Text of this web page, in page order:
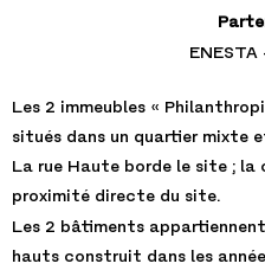
Les 2 immeubles «
situés dans un quartier mixte
La rue Haute borde le site ;
proximité directe du site.
Les 2 bâtiments appartiennent
hauts construit dans les